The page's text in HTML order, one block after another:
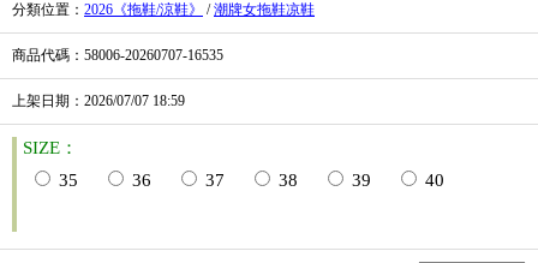
分類位置 ： 2026《拖鞋/涼鞋》 /潮牌女拖鞋凉鞋
商品代碼 ：58006-20260707-16535
上架日期 ：2026/07/07 18:59
SIZE：
35
36 37 38 39 40